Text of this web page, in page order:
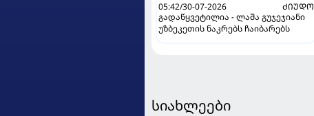
05:42/30-07-2026
ᲫᲘᲣᲓᲝ
გადაწყვეტილია - ლაშა გუჯეჯიანი
უზბეკეთის ნაკრებს ჩაიბარებს
სიახლეები